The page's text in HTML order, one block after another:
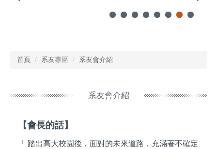
首頁 系友專區 系友會介紹
系友會介紹
【會長的話】
「 踏出高大校園後，面對的未來道路，充滿著不確定